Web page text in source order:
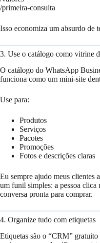
/primeira-consulta
Isso economiza um absurdo de
3. Use o catálogo como vitrine
O catálogo do WhatsApp
funciona como um mini-site
Use para:
Produtos
Serviços
Pacotes
Promoções
Fotos e descrições claras
Eu sempre ajudo meus clientes
um funil simples: a pessoa
conversa pronta para comprar.
4. Organize tudo com etiquetas
Etiquetas são o “CRM”